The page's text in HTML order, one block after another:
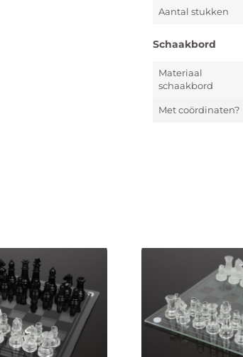
Aantal stukken
Schaakbord
Materiaal
schaakbord
Met coördinaten?